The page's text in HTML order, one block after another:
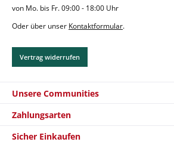
von Mo. bis Fr. 09:00 - 18:00 Uhr
Oder über unser Kontaktformular.
Vertrag widerrufen
Unsere Communities
Zahlungsarten
Sicher Einkaufen